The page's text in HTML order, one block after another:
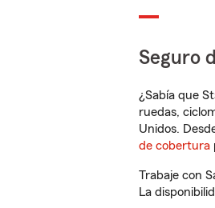
Seguro
¿Sabía que
ruedas,
Unidos.
de cobertura
Trabaje con
La